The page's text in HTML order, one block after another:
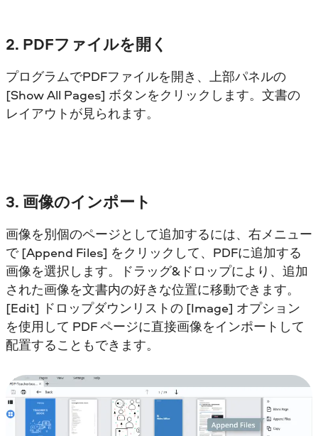
2. PDFファイルを開く
プログラムでPDFファイルを開き、上部パネルの
[Show All Pages] ボタンをクリックします。文書の
レイアウトが見られます。
3. 画像のインポート
画像を別個のページとして追加するには、右メニュー
で [Append Files] をクリックして、PDFに追加する
画像を選択します。ドラッグ&ドロップにより、追加
された画像を文書内の好きな位置に移動できます。
[Edit] ドロップダウンリストの [Image] オプション
を使用して PDF ページに直接画像をインポートして
配置することもできます。